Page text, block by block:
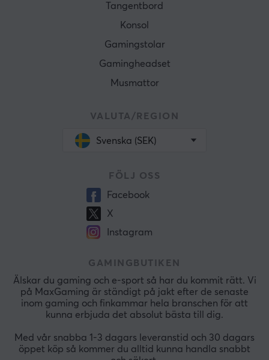
Tangentbord
Konsol
Gamingstolar
Gamingheadset
Musmattor
VALUTA/REGION
Svenska (SEK)
FÖLJ OSS
Facebook
X
Instagram
GAMINGBUTIKEN
Älskar du gaming och e-sport så har du kommit rätt. Vi
på MaxGaming är ständigt på jakt efter de senaste
inom gaming och finkammar hela branschen för att
kunna erbjuda det absolut bästa till dig.
Med vår snabba 1-3 dagars leveranstid och 30 dagars
öppet köp så kommer du alltid kunna handla snabbt